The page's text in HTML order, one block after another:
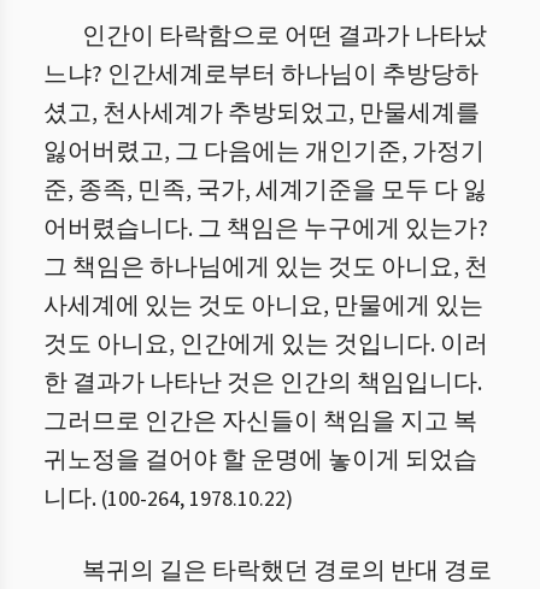
인간이 타락함으로 어떤 결과가 나타났
느냐? 인간세계로부터 하나님이 추방당하
셨고, 천사세계가 추방되었고, 만물세계를
잃어버렸고, 그 다음에는 개인기준, 가정기
준, 종족, 민족, 국가, 세계기준을 모두 다 잃
어버렸습니다.그 책임은 누구에게 있는가?
그 책임은 하나님에게 있는 것도 아니요, 천
사세계에 있는 것도 아니요, 만물에게 있는
것도 아니요, 인간에게 있는 것입니다. 이러
한 결과가 나타난 것은 인간의 책임입니다.
그러므로 인간은 자신들이 책임을 지고 복
귀노정을 걸어야 할 운명에 놓이게 되었습
니다. (100-264, 1978.10.22)
복귀의 길은 타락했던 경로의 반대 경로